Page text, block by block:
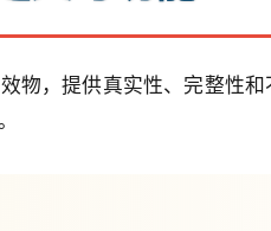
物，提供真实性、完整性